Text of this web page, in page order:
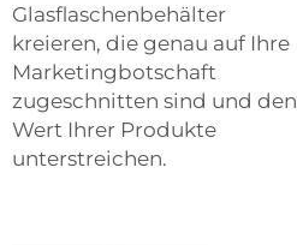
Glasflaschenbehälter
kreieren, die genau auf Ihre
Marketingbotschaft
zugeschnitten sind und den
Wert Ihrer Produkte
unterstreichen.